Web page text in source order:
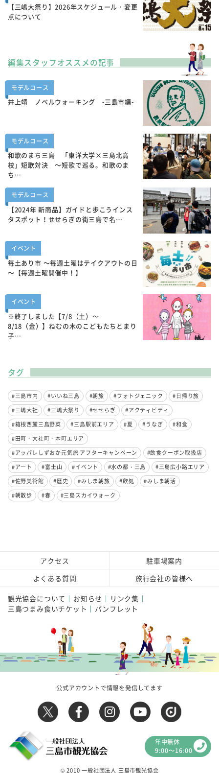
【三嶋大祭り】2026年スケジュール・変更
点について
編集スタッフオススメの記事
モデルコース
井上靖 ノベルウォーキング -三島市編-
モデルコース
和歌のまち三島 「東洋大学×三島北高
校」短歌対決 ～短歌で巡る。和歌のま
ち…
モデルコース
【2024年 新商品】ガイドと歩こうインス
タスポット！せせらぎの街三島で名…
イベント
毎土あり市 ～毎週土曜はテイクアウトの日
～【毎週土曜開催中！】
イベント
※終了しました【7/8（土）～
8/18（金）】ねむの木のこどもたちとまり
子…
タグ
#三島市内 #いいね三島 #朝旅 #フォトジェニック
#日帰り旅
#三嶋大社
#三嶋大祭り #せせらぎ
#アクティビティ
#箱根西麓三島野菜
#三島駅前エリア #夏 #うなぎ
#和食
#田町・大社町・本町エリア
#アッパレしずおか元気旅 アフターキャンペーン
#飲食クーポン取扱店
#アート
#富士山 #イベント #水の都・三島
#三島広小路エリア
#佐野美術館
#歴史 #みしま朝旅 #飲処
#みしま朝活
#朝散歩
#春 #三島スカイウォーク
アクセス
駐車場案内
よくある質問
旅行会社の皆様へ
観光協会について お知らせ
リンク集
三島つまみ食いチケット
パンフレット
公式アカウントで情報を発信してます
年中無休
9:00～16:00
© 2010 一般社団法人 三島市観光協会